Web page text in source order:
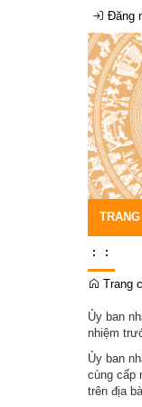
Đăng
: :
Trang
Ủy ban
nhiệm
Ủy ban
cùng cấp
trên địa